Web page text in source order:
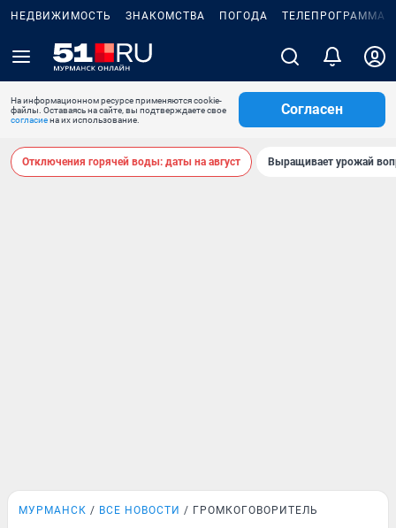
НЕДВИЖИМОСТЬ ЗНАКОМСТВА ПОГОДА ТЕЛЕПРОГРАММА
На информационном ресурсе применяются cookie-
файлы. Оставаясь на сайте, вы подтверждаете свое
согласиена их использование.
Согласен
Отключения горячей воды: даты на август Выращивает урожай
МУРМАНСК ВСЕ НОВОСТИ ГРОМКОГОВОРИТЕЛЬ